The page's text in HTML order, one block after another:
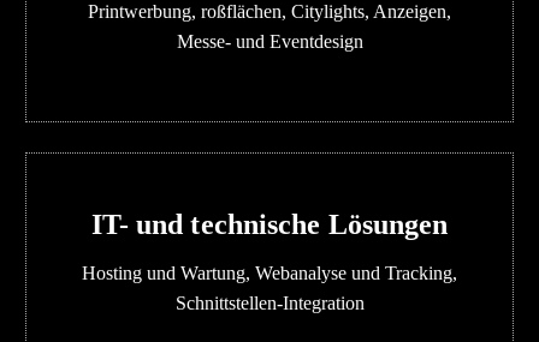
Printwerbung, roßflächen, Citylights, Anzeigen,
Messe- und Eventdesign
IT- und technische Lösungen
Hosting und Wartung, Webanalyse und Tracking,
Schnittstellen-Integration